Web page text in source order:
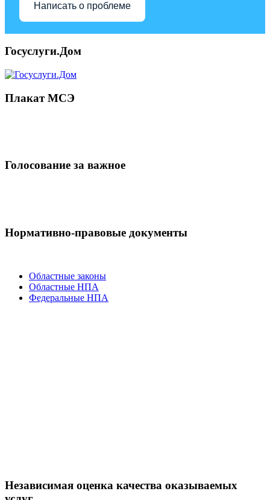
Написать о проблеме
Госуслуги.Дом
Плакат МСЭ
Голосование за важное
Нормативно-правовые документы
Областные законы
Областные НПА
Федеральные НПА
Независимая оценка качества оказываемых